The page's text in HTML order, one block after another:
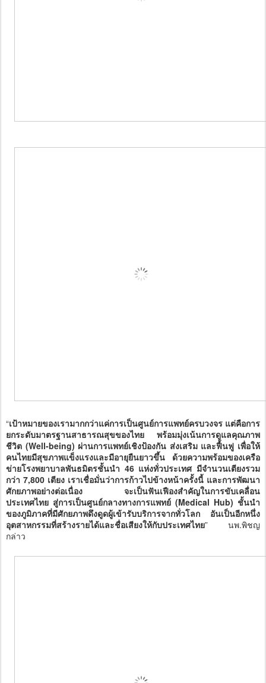
“เป้าหมายของเรามากกว่าแค่การเป็นศูนย์การแพทย์ครบวงจร แต่คือการ
ยกระดับมาตรฐานสาธารณสุขของไทย พร้อมมุ่งเน้นการดูแลคุณภาพ
ชีวิต (Well-being) ผ่านการแพทย์เชิงป้องกัน ส่งเสริม และฟื้นฟู เพื่อให้
คนไทยมีสุขภาพแข็งแรงและมีอายุยืนยาวขึ้น ด้วยความพร้อมของเครือ
ข่ายโรงพยาบาลพันธมิตรชั้นนำ 46 แห่งทั่วประเทศ มีจำนวนเตียงรวม
กว่า 7,800 เตียง เราเชื่อมั่นว่าการก้าวไปข้างหน้าครั้งนี้ และการพัฒนา
ศักยภาพอย่างต่อเนื่อง จะเป็นฟันเฟืองสำคัญในการขับเคลื่อน
ประเทศไทย สู่การเป็นศูนย์กลางทางการแพทย์ (Medical Hub) ชั้นนำ
ของภูมิภาคที่มีศักยภาพดึงดูดผู้เข้ารับบริการจากทั่วโลก อันเป็นอีกหนึ่ง
อุตสาหกรรมที่สร้างรายได้และชื่อเสียงให้กับประเทศไทย” นพ.พิชญ
กล่าว